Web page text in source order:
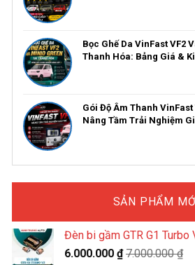
Bọc Ghế Da VinFast VF2
Thanh Hóa: Bảng Giá &
Gói Độ Âm Thanh
Nâng Tầm Trải Nghiệm
SẢN PHẨM
Đèn bi gầm GTR G1 Turbo
6.000.000 ₫ 7.000.000₫